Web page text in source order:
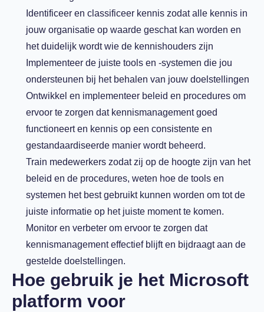
Identificeer en classificeer kennis zodat alle kennis in
jouw organisatie op waarde geschat kan worden en
het duidelijk wordt wie de kennishouders zijn
Implementeer de juiste tools en -systemen die jou
ondersteunen bij het behalen van jouw doelstellingen
Ontwikkel en implementeer beleid en procedures om
ervoor te zorgen dat kennismanagement goed
functioneert en kennis op een consistente en
gestandaardiseerde manier wordt beheerd.
Train medewerkers zodat zij op de hoogte zijn van het
beleid en de procedures, weten hoe de tools en
systemen het best gebruikt kunnen worden om tot de
juiste informatie op het juiste moment te komen.
Monitor en verbeter om ervoor te zorgen dat
kennismanagement effectief blijft en bijdraagt aan de
gestelde doelstellingen.
Hoe gebruik je het Microsoft
platform voor